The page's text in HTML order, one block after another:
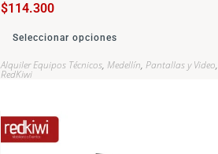
$114.300
Seleccionar opciones
Alquiler Equipos Técnicos, Medellín, Pantallas y Video,
RedKiwi